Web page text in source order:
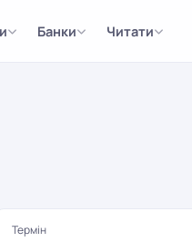
Банки Читати
Термін